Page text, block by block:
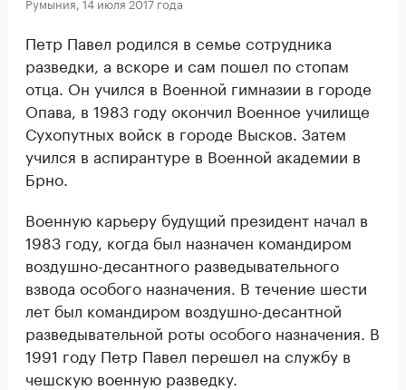
Петр Павел родился в семье сотрудника
разведки, а вскоре и сам пошел по стопам
отца. Он учился в Военной гимназии в городе
Опава, в 1983 году окончил Военное училище
Сухопутных войск в городе Высков. Затем
учился в аспирантуре в Военной академии в
Брно.
Военную карьеру будущий президент начал в
1983 году, когда был назначен командиром
воздушно-десантного разведывательного
взвода особого назначения. В течение шести
лет был командиром воздушно-десантной
разведывательной роты особого назначения. В
1991 году Петр Павел перешел на службу в
чешскую военную разведку.